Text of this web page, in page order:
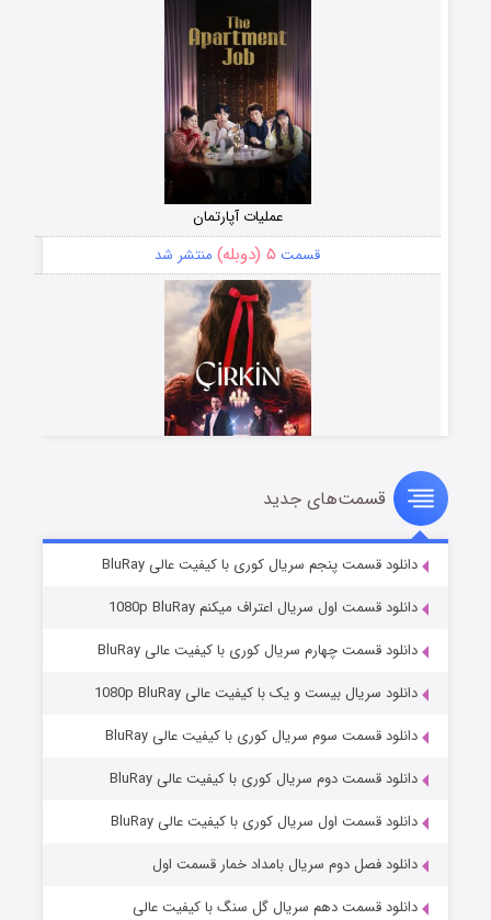
عملیات آپارتمان
قسمت ۵ (دوبله) منتشر شد
سریال زشت
قسمت۲ (زیرنویس) منتشر شد
مردگان متحرک: شهر مرده ۳
قسمت۲ (زیرنویس) منتشر شد
قسمت‌های جدید
دانلود قسمت پنجم سریال کوری با کیفیت عالی BluRay
دانلود قسمت اول سریال اعتراف میکنم 1080p BluRay
دانلود قسمت چهارم سریال کوری با کیفیت عالی BluRay
دانلود سریال بیست و یک با کیفیت عالی 1080p BluRay
دانلود قسمت سوم سریال کوری با کیفیت عالی BluRay
دانلود قسمت دوم سریال کوری با کیفیت عالی BluRay
دانلود قسمت اول سریال کوری با کیفیت عالی BluRay
دانلود فصل دوم سریال بامداد خمار قسمت اول
دانلود قسمت دهم سریال گل سنگ با کیفیت عالی